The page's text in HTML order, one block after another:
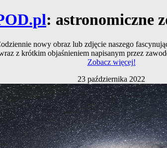
: astronomiczne
nowy obraz lub zdjęcie naszego
z krótkim objaśnieniem napisanym przez
Zobacz więcej!
23 października 2022